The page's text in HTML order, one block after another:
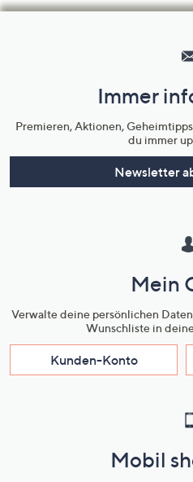
Immer
Premieren, Aktionen,
du immer
Newsletter
Mein
Verwalte deine persönlichen
Wunschliste in
Kunden-Konto
Mobil